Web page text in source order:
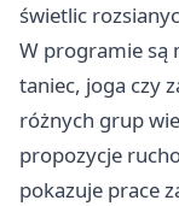
świetlic
W programie są
taniec, joga czy
różnych grup
propozycje
pokazuje prace